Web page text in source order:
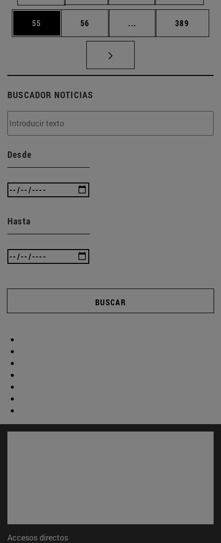
Página
55 Página
56 ... Páginas intermedias
Página
389
BUSCADOR NOTICIAS
Desde
Hasta
BUSCAR
Accesos directos